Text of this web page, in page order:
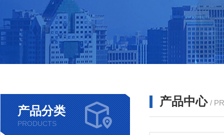
产品分类
PRODUCTS
产品中心 /